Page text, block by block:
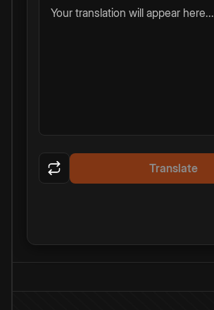
Your translation will appear here...
Translate